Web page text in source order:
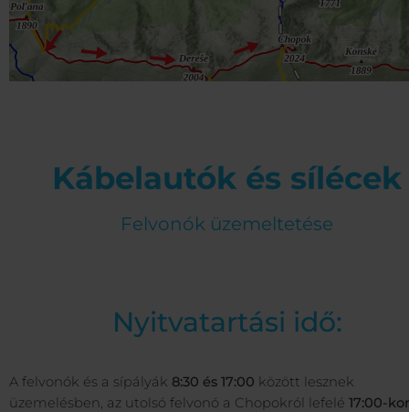
Kábelautók és sílécek
Felvonók üzemeltetése
Nyitvatartási idő:
A felvonók és a sípályák 8:30 és 17:00 között lesznek
üzemelésben, az utolsó felvonó a Chopokról lefelé 17:00-kor